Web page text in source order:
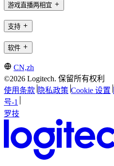
游戏直播两相宜
支持
软件
CN,zh
©2026 Logitech. 保留所有权利
使用条款 隐私政策 Cookie 设置
号-1
罗技